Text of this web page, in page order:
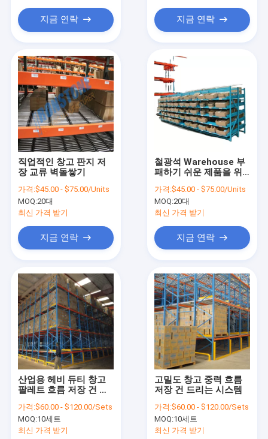
지금 연락 지금 연락
직업적인 창고 판지 저
장 교류 벽돌쌓기
가격:$45.00 - $75.00/Units
MOQ:20대
최신 가격 받기
지금 연락
철광석 Warehouse 부
패하기 쉬운 제품을 위
가격:$45.00 - $75.00/Units
MOQ:20대
최신 가격 받기
지금 연락
산업용 헤비 듀티 창고
팔레트 흐름 저장 건 드
가격:$60.00 - $120.00/Sets
MOQ:10세트
최신 가격 받기
고밀도 창고 중력 흐름
저장 건 드리는 시스템
가격:$60.00 - $120.00/Sets
MOQ:10세트
최신 가격 받기